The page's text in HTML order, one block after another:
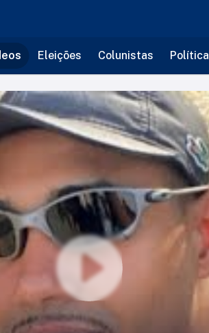
Eleições Colunistas Política